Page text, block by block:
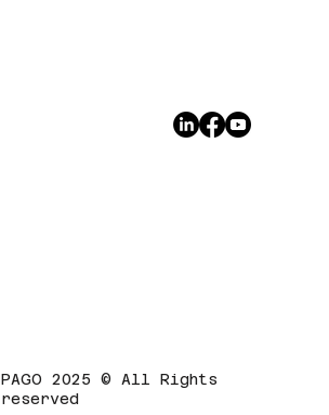
PAGO 2025 © All Rights
reserved